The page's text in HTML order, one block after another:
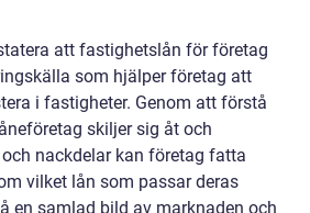
att fastighetslån för företag
som hjälper företag att
i fastigheter. Genom att förstå
skiljer sig åt och
nackdelar kan företag fatta
vilket lån som passar deras
en samlad bild av marknaden och